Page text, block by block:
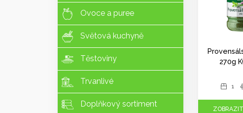
Ovoce a puree
Světová kuchyně
Těstoviny
Trvanlivé
Doplňkový sortiment
270g
1